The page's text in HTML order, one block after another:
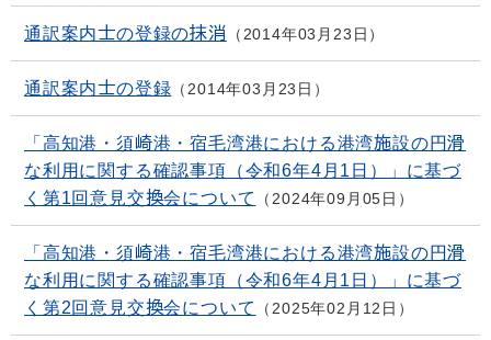
通訳案内士の登録の抹消 2014年03月23日
通訳案内士の登録 2014年03月23日
「高知港・須崎港・宿毛湾港における港湾施設の円滑
な利用に関する確認事項（令和6年4月1日）」に基づ
く第1回意見交換会について
2024年09月05日
「高知港・須崎港・宿毛湾港における港湾施設の円滑
な利用に関する確認事項（令和6年4月1日）」に基づ
く第2回意見交換会について
2025年02月12日